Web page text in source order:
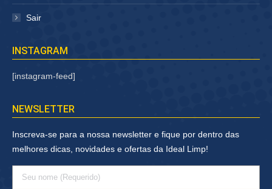
Sair
INSTAGRAM
[instagram-feed]
NEWSLETTER
Inscreva-se para a nossa newsletter e fique por dentro das
melhores dicas, novidades e ofertas da Ideal Limp!